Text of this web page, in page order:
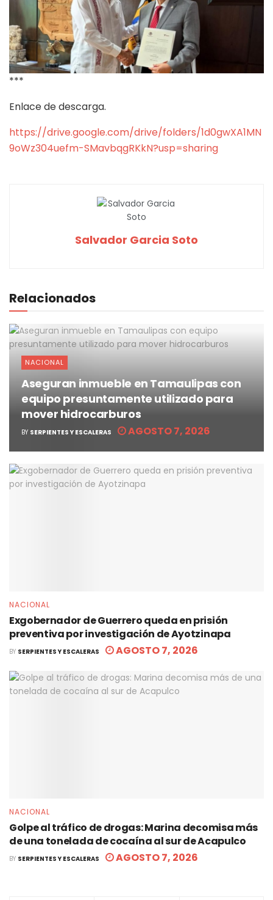
***
Enlace de descarga.
https://drive.google.com/drive/folders/1d0gwXA1MN
9oWz304uefm-SMavbqgRKkN?usp=sharing
Salvador Garcia Soto
Relacionados
NACIONAL
Aseguran inmueble en Tamaulipas con
equipo presuntamente utilizado para
mover hidrocarburos
BY SERPIENTES Y ESCALERAS AGOSTO 7, 2026
NACIONAL
Exgobernador de Guerrero queda en prisión
preventiva por investigación de Ayotzinapa
BY SERPIENTES Y ESCALERAS AGOSTO 7, 2026
NACIONAL
Golpe al tráfico de drogas: Marina decomisa más
de una tonelada de cocaína al sur de Acapulco
BY SERPIENTES Y ESCALERAS AGOSTO 7, 2026